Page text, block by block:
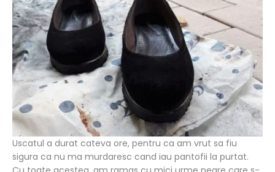
Uscatul a durat cateva ore, pentru ca am vrut sa fiu
sigura ca nu ma murdaresc cand iau pantofii la purtat.